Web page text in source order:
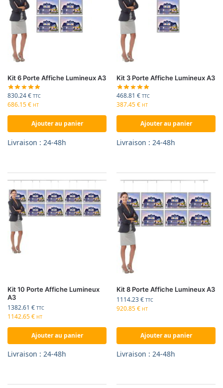
Kit 6 Porte Affiche Lumineux A3
830.24€ TTC
686.15€ HT
Ajouter au panier
Livraison : 24-48h
Kit 3 Porte Affiche Lumineux A3
468.81 € TTC
387.45€ HT
Ajouter au panier
Livraison : 24-48h
Kit 10 Porte Affiche Lumineux
A3
1382.61 € TTC
1142.65€ HT
Ajouter au panier
Livraison : 24-48h
Kit 8 Porte Affiche Lumineux A3
1114.23€ TTC
920.85€ HT
Ajouter au panier
Livraison : 24-48h